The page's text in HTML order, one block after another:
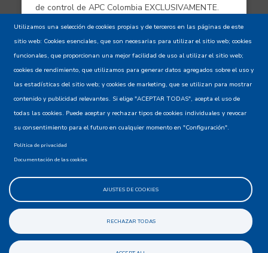
de control de APC Colombia EXCLUSIVAMENTE.
@apccolombia
Aviso de confidencialidad - Política de
privacidad y Condiciones de uso
Mapa del Sitio XML
Utilizamos una selección de cookies propias y de terceros en las páginas de este
sitio web: Cookies esenciales, que son necesarias para utilizar el sitio web; cookies
funcionales, que proporcionan una mejor facilidad de uso al utilizar el sitio web;
cookies de rendimiento, que utilizamos para generar datos agregados sobre el uso y
las estadísticas del sitio web; y cookies de marketing, que se utilizan para mostrar
contenido y publicidad relevantes. Si elige "ACEPTAR TODAS", acepta el uso de
todas las cookies. Puede aceptar y rechazar tipos de cookies individuales y revocar
su consentimiento para el futuro en cualquier momento en "Configuración".
Política de privacidad
Documentación de las cookies
AJUSTES DE COOKIES
RECHAZAR TODAS